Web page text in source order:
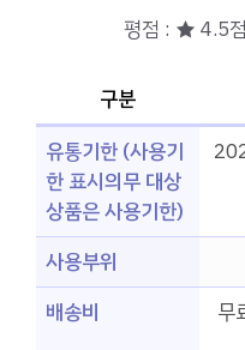
평점 : ★ 4.5
구분
유통기한 (사용기
한 표시의무 대상
상품은 사용기한)
사용부위
배송비
무